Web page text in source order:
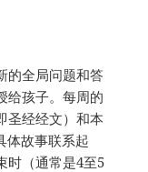
的全局问题和答
给孩子。每周的
圣经经文）和本
体故事联系起
时（通常是4至5